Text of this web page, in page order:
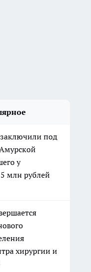
под
у
млн рублей
хирургии и